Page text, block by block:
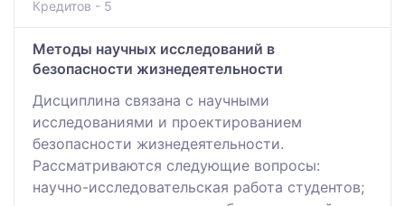
Кредитов - 5
Методы научных исследований в
безопасности жизнедеятельности
Дисциплина связана с научными
исследованиями и проектированием
безопасности жизнедеятельности.
Рассматриваются следующие вопросы:
научно-исследовательская работа студентов;